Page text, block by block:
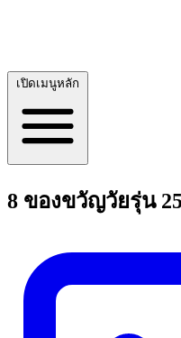
เปิดเมนูหลัก
8 ของขวัญวัยรุ่น